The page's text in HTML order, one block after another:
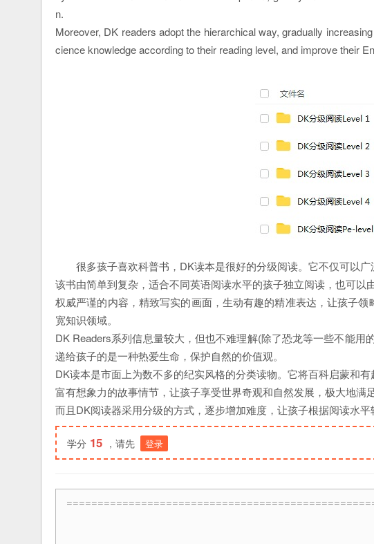
n.
Moreover, DK readers adopt the hierarchical way, gradually
cience knowledge according to their reading level, and improve their
很多孩子喜欢科普书，DK读本是很好的分级阅读。它不仅可以
该书由简单到复杂，适合不同英语阅读水平的孩子独立阅读，也可以
权威严谨的内容，精致写实的画面，生动有趣的精准表达，让孩子
宽知识领域。
DK Readers系列信息量较大，但也不难理解(除了恐龙等一些不能
递给孩子的是一种热爱生命，保护自然的价值观。
DK读本是市面上为数不多的纪实风格的分类读物。它将百科启蒙和
富有想象力的故事情节，让孩子享受世界奇观和自然发展，极大地满
而且DK阅读器采用分级的方式，逐步增加难度，让孩子根据阅读水平
学分 15 ，请先 登录